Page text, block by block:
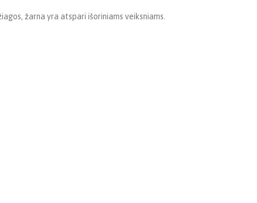
žarna yra atspari išoriniams veiksniams.